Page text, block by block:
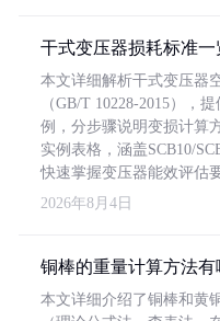
干式变压器损耗标准
本文详细解析干式变压器
（GB/T 10228-2015），
例，分步骤说明变损计算
实例表格，涵盖SCB10/
快速掌握变压器能效评估
2026年8月4日
铜棒的重量计算方法有
本文详细介绍了铜棒和黄